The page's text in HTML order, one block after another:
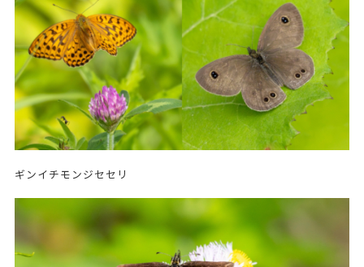
ギンイチモンジセセリ